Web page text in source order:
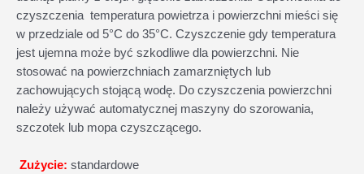
czyszczenia temperatura powietrza i powierzchni mieści się
w przedziale od 5°C do 35°C. Czyszczenie gdy temperatura
jest ujemna może być szkodliwe dla powierzchni. Nie
stosować na powierzchniach zamarzniętych lub
zachowujących stojącą wodę. Do czyszczenia powierzchni
należy używać automatycznej maszyny do szorowania,
szczotek lub mopa czyszczącego.
Zużycie: standardowe